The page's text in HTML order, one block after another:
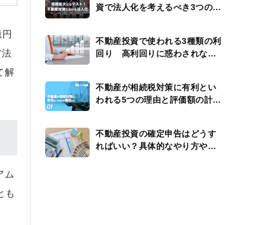
解
ム
も
資で法人化を考えるべき3つのタ
不動産投資で使われる3種類の利
回り 高利回りに惑わされない
不動産が相続税対策に有利とい
われる5つの理由と評価額の計算
不動産投資の確定申告はどうす
ればいい？具体的なやり方や還